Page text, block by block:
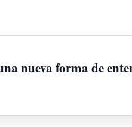
nueva forma de